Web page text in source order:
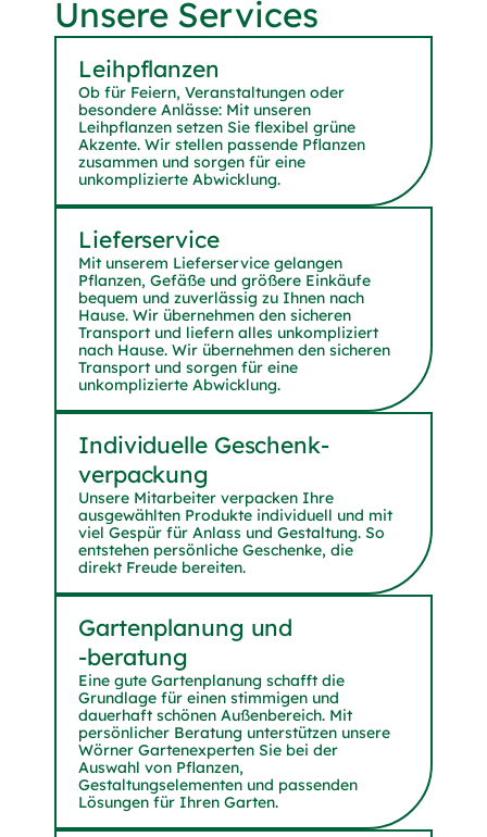
Unsere Services
Leih­pflanzen
Ob für Feiern, Veranstaltungen oder
besondere Anlässe: Mit unseren
Leihpflanzen setzen Sie flexibel grüne
Akzente. Wir stellen passende Pflanzen
zusammen und sorgen für eine
unkomplizierte Abwicklung.
Liefer­service
Mit unserem Lieferservice gelangen
Pflanzen, Gefäße und größere Einkäufe
bequem und zuverlässig zu Ihnen nach
Hause. Wir übernehmen den sicheren
Transport und liefern alles unkompliziert
nach Hause. Wir übernehmen den sicheren
Transport und sorgen für eine
unkomplizierte Abwicklung.
Indi­vidu­elle Geschenk­
verpackung
Unsere Mitarbeiter verpacken Ihre
ausgewählten Produkte individuell und mit
viel Gespür für Anlass und Gestaltung. So
entstehen persönliche Geschenke, die
direkt Freude bereiten.
Garten­planung und
-beratung
Eine gute Gartenplanung schafft die
Grundlage für einen stimmigen und
dauerhaft schönen Außenbereich. Mit
persönlicher Beratung unterstützen unsere
Wörner Gartenexperten Sie bei der
Auswahl von Pflanzen,
Gestaltungselementen und passenden
Lösungen für Ihren Garten.